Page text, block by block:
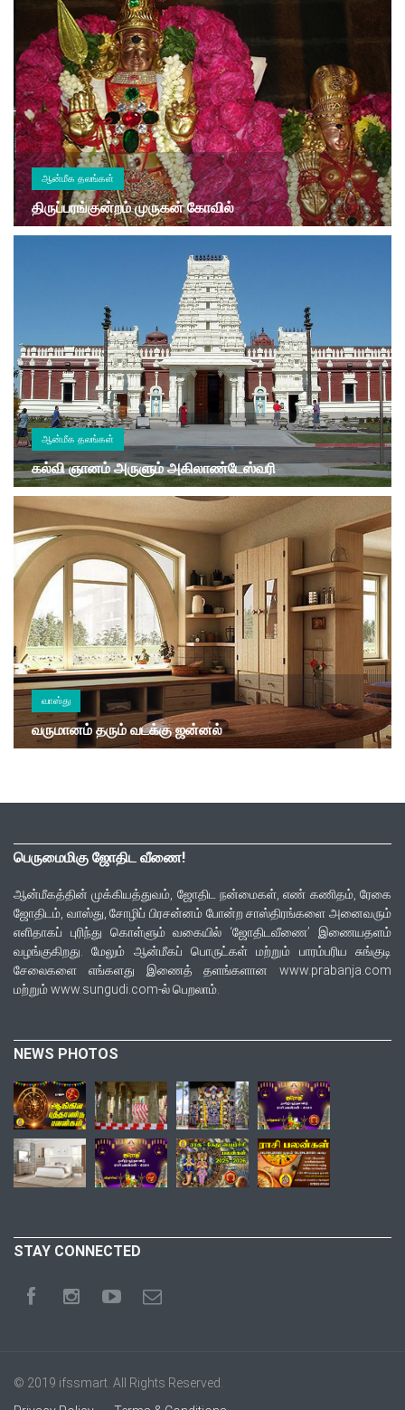
ஆன்மீக தலங்கள்
திருப்பரங்குன்றம் முருகன் கோவில்
ஆன்மீக தலங்கள்
கல்வி ஞானம் அருளும் அகிலாண்டேஸ்வரி
வாஸ்து
வருமானம் தரும் வடக்கு ஜன்னல்
பெருமைமிகு ஜோதிட வீணை!
ஆன்மீகத்தின் முக்கியத்துவம், ஜோதிட நன்மைகள், எண் கணிதம், ரேகை
ஜோதிடம், வாஸ்து, சோழிப் பிரசன்னம் போன்ற சாஸ்திரங்களை அனைவரும்
எளிதாகப் புரிந்து கொள்ளும் வகையில் ‘ஜோதிடவீணை’ இணையதளம்
வழங்குகிறது. மேலும் ஆன்மீகப் பொருட்கள் மற்றும் பாரம்பரிய சுங்குடி
சேலைகளை எங்களது இணைத் தளங்களான www.prabanja.com
மற்றும் www.sungudi.com-ல் பெறலாம்.
NEWS PHOTOS
STAY CONNECTED
© 2019 ifssmart . All Rights Reserved.